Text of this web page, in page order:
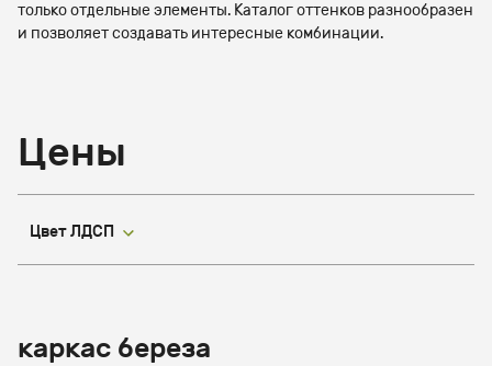
только отдельные элементы. Каталог оттенков разнообразен
и позволяет создавать интересные комбинации.
Цены
Цвет ЛДСП
каркас береза